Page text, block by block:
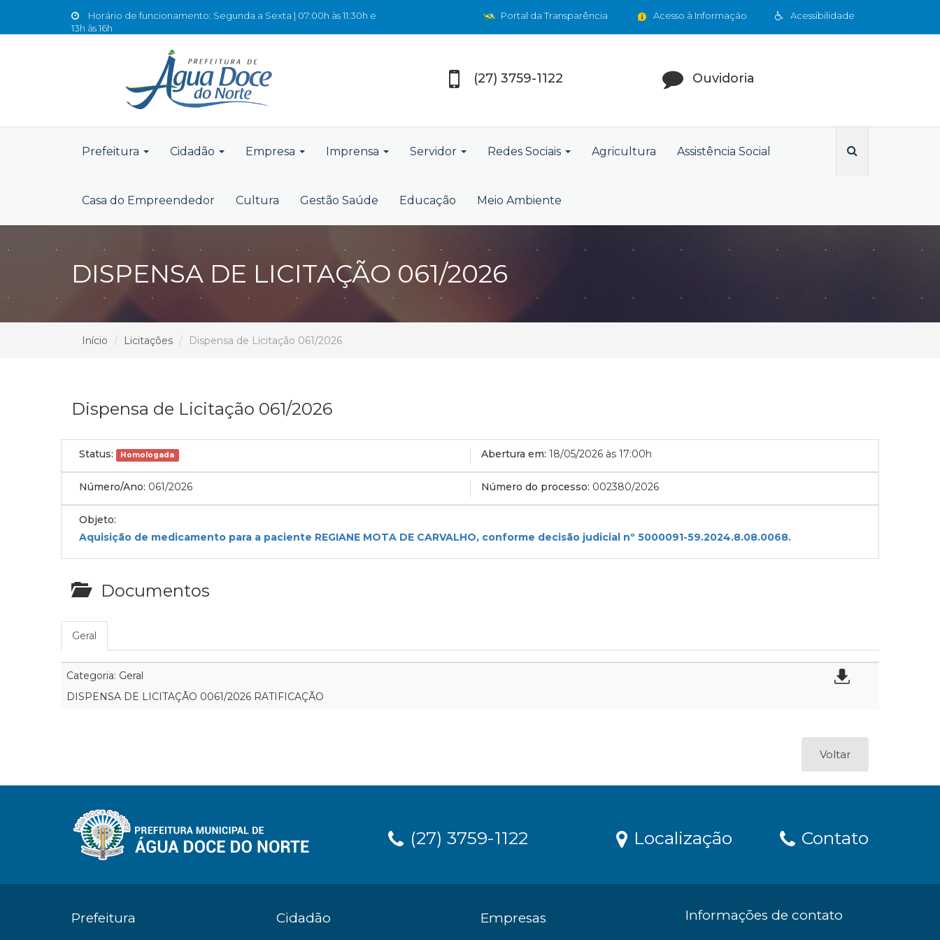
Horário de funcionamento: Segunda a Sexta | 07:00h às 11:30h e
13h às 16h
Acessibilidade
Acesso à Informação
Portal da Transparência
(27) 3759-1122 Ouvidoria
Prefeitura Cidadão Empresa Imprensa Servidor Redes Sociais Agricultura Assistência Social
Casa do Empreendedor Cultura Gestão Saúde Educação Meio Ambiente
DISPENSA DE LICITAÇÃO 061/2026
Início Licitações Dispensa de Licitação 061/2026
Dispensa de Licitação 061/2026
Status: Homologada Abertura em: 18/05/2026 às 17:00h
Número/Ano: 061/2026 Número do processo: 002380/2026
Objeto:
Aquisição de medicamento para a paciente REGIANE MOTA DE CARVALHO, conforme decisão judicial nº 5000091-59.2024.8.08.0068.
Documentos
Geral
Categoria: Geral
DISPENSA DE LICITAÇÃO 0061/2026 RATIFICAÇÃO
Voltar
(27) 3759-1122 Localização Contato
Prefeitura Cidadão Empresas Informações de contato